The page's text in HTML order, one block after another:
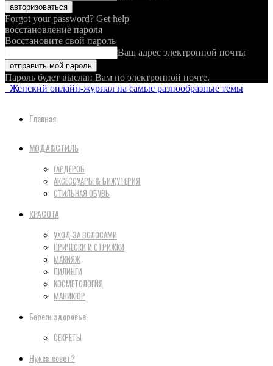
Forgot your password? Get help
восстановление пароля
Восстановите свой пароль
Ваш адрес электронной почты
Пароль будет выслан Вам по электронной почте.
Женский онлайн-журнал на самые разнообразные темы
Главная
МОДА&СТИЛЬ
ГАРДЕРОБ
АКСЕССУАРЫ & БИЖУТЕРИЯ
СТИЛЬНАЯ ОБУВЬ
КРАСОТА
УХОД ЗА ВОЛОСАМИ
ПРИЧЕСКИ И СТРИЖКИ
МАКИЯЖ
ПИЛИНГИ
КОСМЕТОЛОГИЯ
МАНИКЮР
Береги здоровье
СЕКРЕТЫ
Нужен совет?